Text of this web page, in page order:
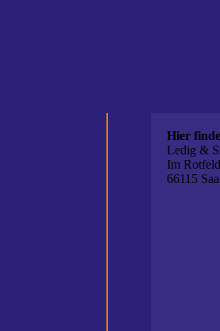
Hier
Ledig &
Im
66115